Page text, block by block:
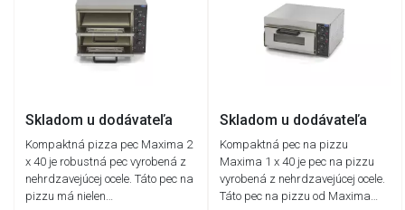
Skladom u dodávateľa
Kompaktná pizza pec Maxima 2
x 40 je robustná pec vyrobená z
nehrdzavejúcej ocele. Táto pec na
pizzu má nielen…
Skladom u dodávateľa
Kompaktná pec na pizzu
Maxima 1 x 40 je pec na pizzu
vyrobená z nehrdzavejúcej ocele.
Táto pec na pizzu od Maxima…